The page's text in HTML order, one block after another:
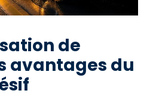
de
avantages du